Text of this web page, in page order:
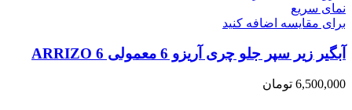
نمای سریع
برای مقایسه اضافه کنید
آبگیر زیر سپر جلو چری آریزو 6 معمولی ARRIZO 6
6,500,000 تومان